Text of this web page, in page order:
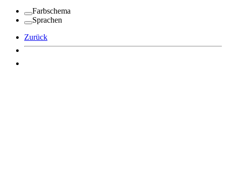
Farbschema
Sprachen
Zurück